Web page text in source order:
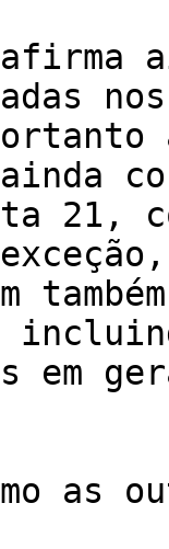
ainda
21,
em
as